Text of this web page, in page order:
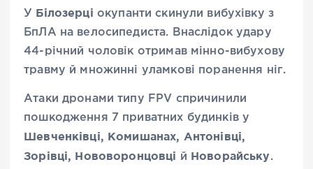
У Білозерці окупанти скинули вибухівку з
БпЛА на велосипедиста. Внаслідок удару
44-річний чоловік отримав мінно-вибухову
травму й множинні уламкові поранення ніг.
Атаки дронами типу FPV спричинили
пошкодження 7 приватних будинків у
Шевченківці, Комишанах, Антонівці,
Зорівці, Нововоронцовці й Новорайську .